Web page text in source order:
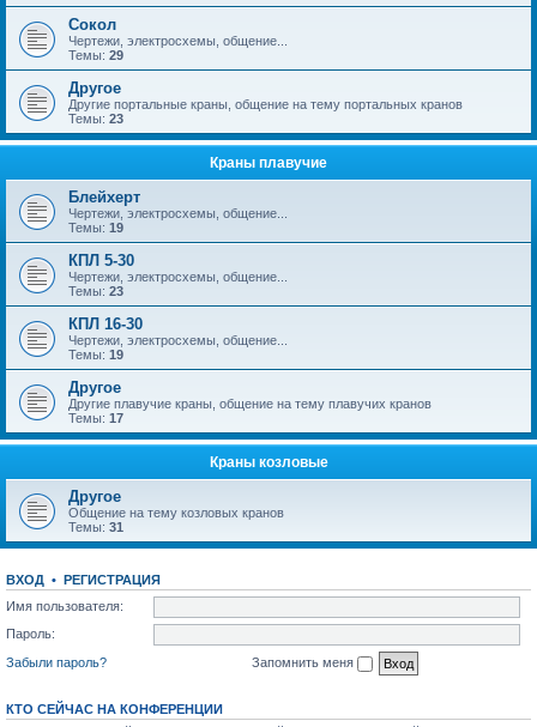
Сокол
Чертежи, электросхемы, общение...
Темы: 29
Другое
Другие портальные краны, общение на тему портальных кранов
Темы: 23
Краны плавучие
Блейхерт
Чертежи, электросхемы, общение...
Темы: 19
КПЛ 5-30
Чертежи, электросхемы, общение...
Темы: 23
КПЛ 16-30
Чертежи, электросхемы, общение...
Темы: 19
Другое
Другие плавучие краны, общение на тему плавучих кранов
Темы: 17
Краны козловые
Другое
Общение на тему козловых кранов
Темы: 31
ВХОД • РЕГИСТРАЦИЯ
Имя пользователя:
Пароль:
Забыли пароль?
Запомнить меня
КТО СЕЙЧАС НА КОНФЕРЕНЦИИ